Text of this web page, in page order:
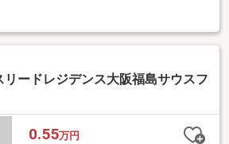
リードレジデンス大阪福島サウスフ
0.55万円